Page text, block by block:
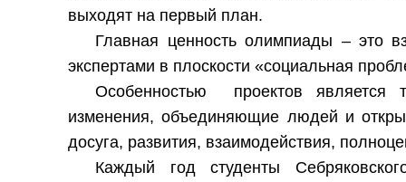
выходят на первый план.
Главная ценность олимпиады – это
экспертами в плоскости «социальная
Особенностью проектов
изменения, объединяющие людей и
досуга, развития, взаимодействия,
Каждый год студенты